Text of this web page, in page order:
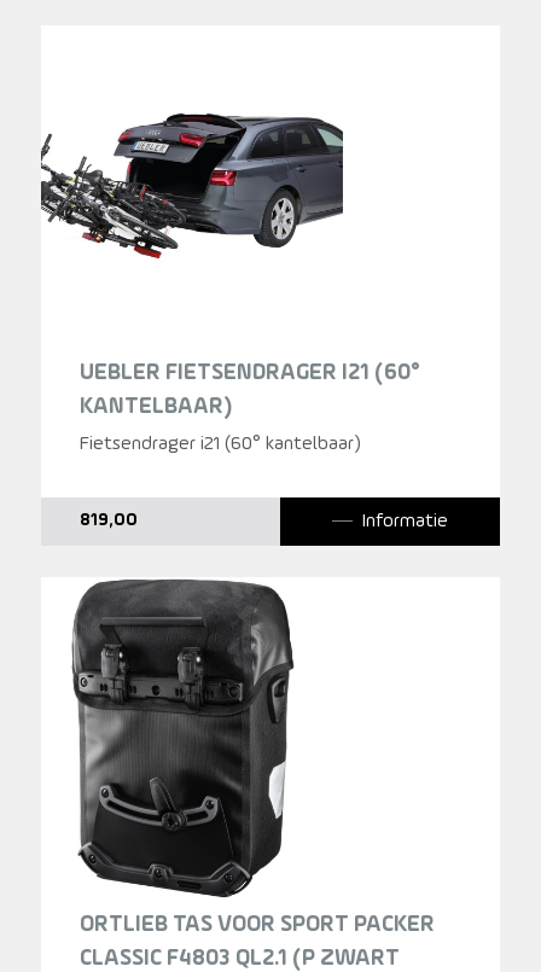
UEBLER FIETSENDRAGER I21 (60°
KANTELBAAR)
Fietsendrager i21 (60° kantelbaar)
819,00 Informatie
ORTLIEB TAS VOOR SPORT PACKER
CLASSIC F4803 QL2.1 (P ZWART